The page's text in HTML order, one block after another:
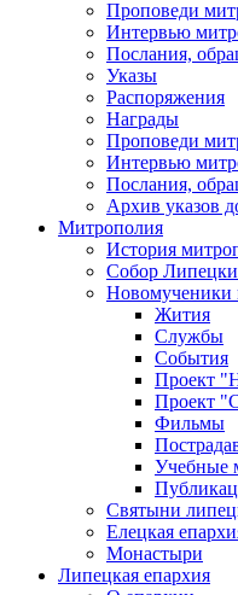
Проповеди
Интервью
Послания,
Указы
Распоряжения
Награды
Проповеди
Интервью
Послания,
Архив указов
Митрополия
История
Собор
Новомученики
Жития
Службы
События
Проект
Проект
Фильмы
Учебные
Святыни
Елецкая
Монастыри
Липецкая епархия